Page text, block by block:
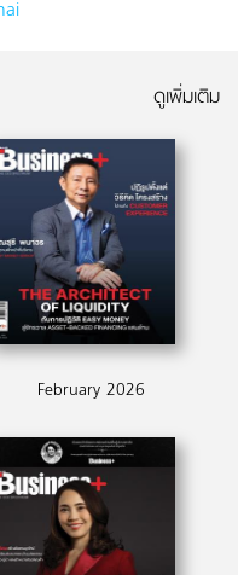
ดูเพิ่มเติม
February 2026